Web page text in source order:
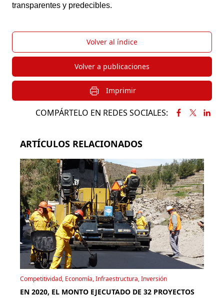
transparentes y predecibles.
Volver al índice
Volver a publicaciones
Imprimir
COMPÁRTELO EN REDES SOCIALES:
ARTÍCULOS RELACIONADOS
Competitividad, Economía, Infraestructura, Inversión
EN 2020, EL MONTO EJECUTADO DE 32 PROYECTOS